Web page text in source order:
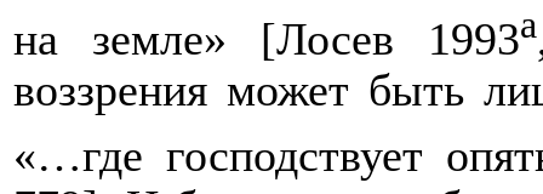
на земле» [Лосев 1993а
воззрения может быть
«…где господствует